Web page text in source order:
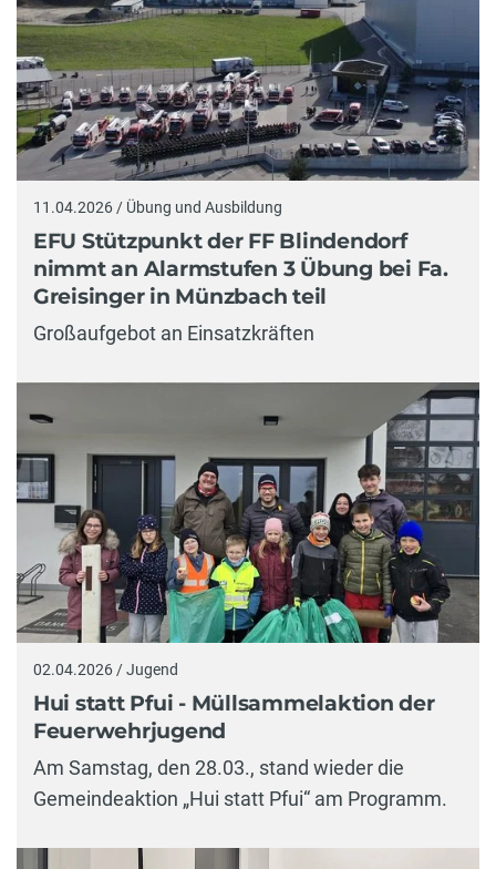
11.04.2026 / Übung und Ausbildung
EFU Stützpunkt der FF Blindendorf
nimmt an Alarmstufen 3 Übung bei Fa.
Greisinger in Münzbach teil
Großaufgebot an Einsatzkräften
02.04.2026 / Jugend
Hui statt Pfui - Müllsammelaktion der
Feuerwehrjugend
Am Samstag, den 28.03., stand wieder die
Gemeindeaktion „Hui statt Pfui“ am Programm.